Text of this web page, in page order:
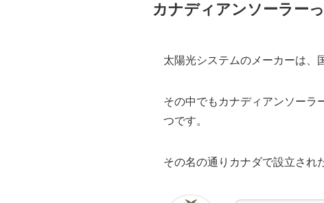
カナディアンソーラー
太陽光システムのメーカーは、
その中でもカナディアンソーラ
つです。
その名の通りカナダで設立され